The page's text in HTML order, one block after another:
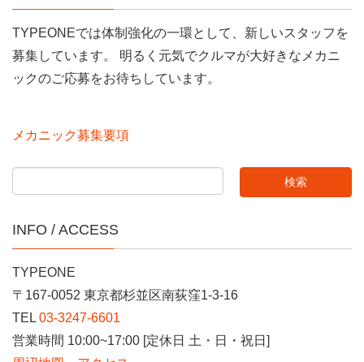
TYPEONEでは体制強化の一環として、新しいスタッフを
募集しています。 明るく元気でクルマが大好きなメカニ
ックのご応募をお待ちしています。
メカニック募集要項
INFO / ACCESS
TYPEONE
〒167-0052 東京都杉並区南荻窪1-3-16
TEL 03-3247-6601
営業時間 10:00~17:00 [定休日 土・日・祝日]